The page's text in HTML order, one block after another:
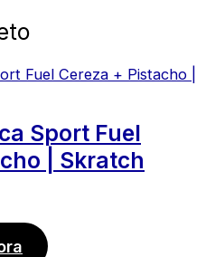
Sport Fuel
| Skratch